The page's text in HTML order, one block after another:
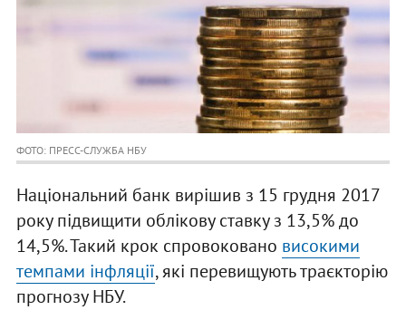
ФОТО: ПРЕСС-СЛУЖБА НБУ
Національний банк вирішив з 15 грудня 2017
року підвищити облікову ставку з 13,5% до
14,5%. Такий крок спровоковано високими
темпами інфляції, які перевищують траєкторію
прогнозу НБУ.